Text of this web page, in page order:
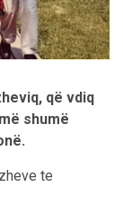
që vdiq
shumë
te